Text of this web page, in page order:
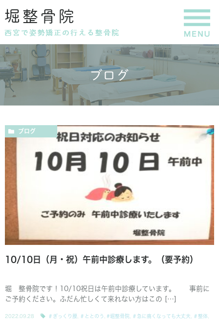
ブログ
ブログ
10/10日（月・祝）午前中診療します。（要予約）
堀 整骨院です！10/10祝日は午前中診療しています。 事前に
ご予約ください。ふだん忙しくて来れない方はこの […]
2022.09.28 ＃ぎっくり腰 ＃ととのう #堀整骨院 ＃急に痛くなっても大丈夫 ＃整体